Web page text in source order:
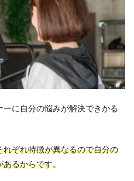
に自分の悩みが解決できかる
れぞれ特徴が異なるので自分の
あるからです。